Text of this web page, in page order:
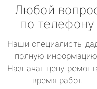
Любой
по телефону
Наши специалисты
полную
Назначат цену
время работ.